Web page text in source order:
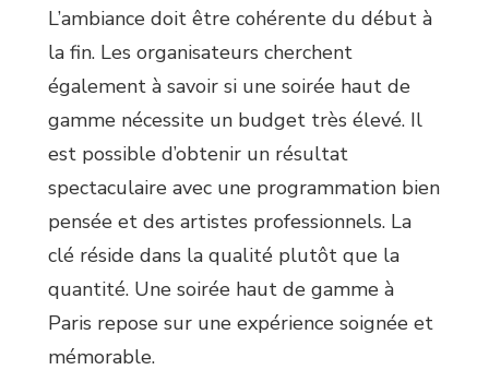
L’ambiance doit être cohérente du début à
la fin. Les organisateurs cherchent
également à savoir si une soirée haut de
gamme nécessite un budget très élevé. Il
est possible d’obtenir un résultat
spectaculaire avec une programmation bien
pensée et des artistes professionnels. La
clé réside dans la qualité plutôt que la
quantité. Une soirée haut de gamme à
Paris repose sur une expérience soignée et
mémorable.